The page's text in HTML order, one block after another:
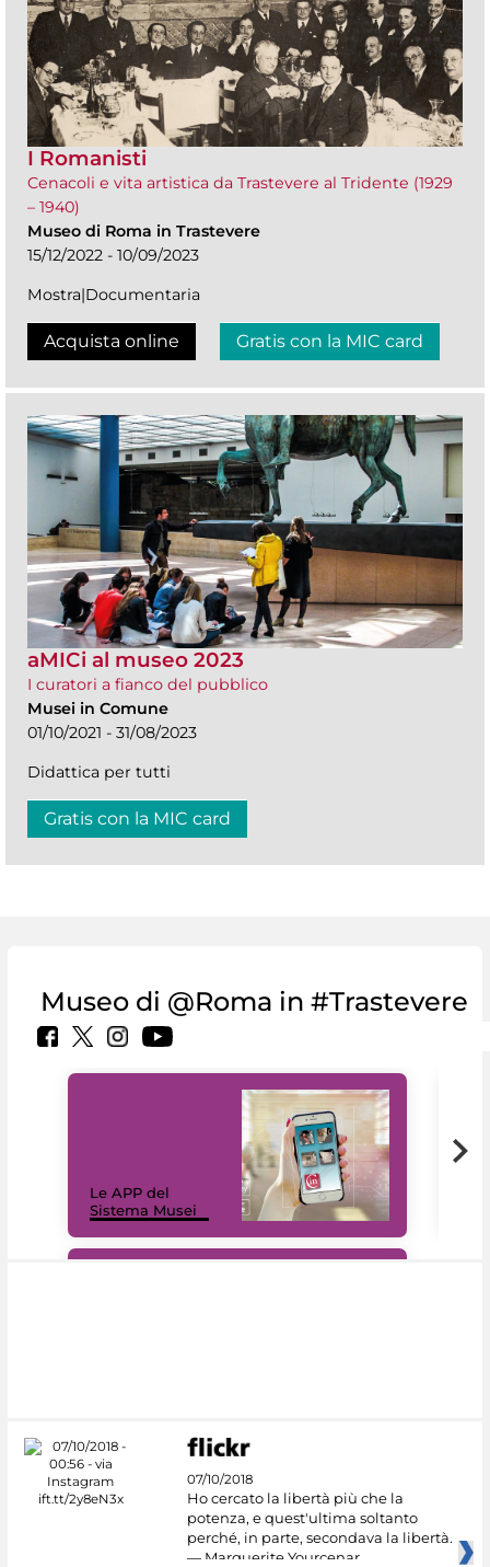
I Romanisti
Cenacoli e vita artistica da Trastevere al Tridente (1929
– 1940)
Museo di Roma in Trastevere
15/12/2022 - 10/09/2023
Mostra|Documentaria
Acquista online Gratis con la MIC card
aMICi al museo 2023
I curatori a fianco del pubblico
Musei in Comune
01/10/2021 - 31/08/2023
Didattica per tutti
Gratis con la MIC card
Museo di @Roma in #Trastevere
Le APP del
Sistema Musei
07/10/2018
Ho cercato la libertà più che la
potenza, e quest'ultima soltanto
perché, in parte, secondava la libertà.
— Marguerite Yourcenar